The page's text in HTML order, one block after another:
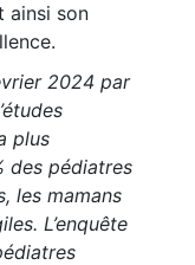
ainsi son
2024 par
plus
des pédiatres
les mamans
L’enquête